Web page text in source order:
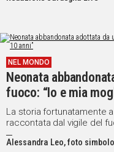
NEL MONDO
Neonata
fuoco: “Io e mia
La storia fortunatamente
raccontata dal vigile del
Alessandra Leo, foto simbolo